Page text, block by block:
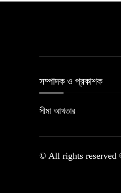
সম্পাদক ও প্রকাশক
সীমা আখতার
© All rights reserved